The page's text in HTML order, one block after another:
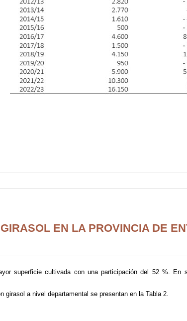
EN LA PROVINCIA DE
superficie cultivada con una participación del 52 %. En
a nivel departamental se presentan en la Tabla 2.